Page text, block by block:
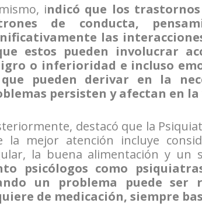
indicó que los
de conducta,
las
estos pueden involucrar
o inferioridad e incluso
pueden derivar en la
persisten y afectan en
destacó que la
la mejor atención incluye
la buena alimentación y un
psicólogos como
un problema puede ser
de medicación, siempre